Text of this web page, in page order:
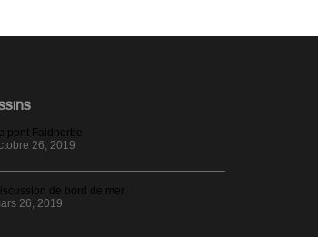
pont Faidherbe
26, 2019
de bord de mer
26, 2019